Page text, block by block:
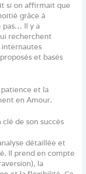
si on affirmait que
grâce à
pas… Il y a
recherchent
internautes
et basés
patience et la
en Amour.
de son succès
détaillée et
Il prend en compte
la